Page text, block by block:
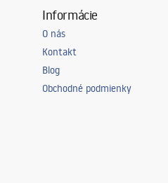
Informácie
O nás
Kontakt
Blog
Obchodné podmienky